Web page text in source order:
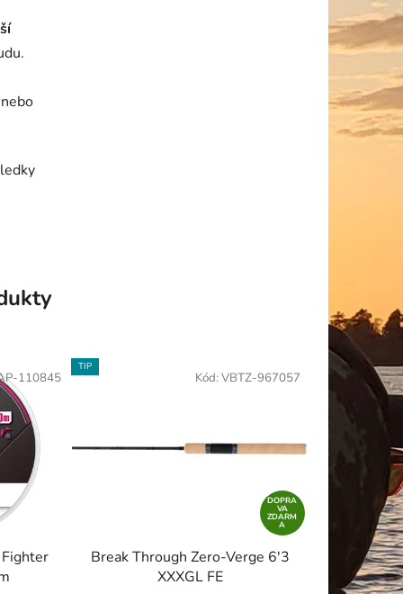
110845
TIP
DOPRA
VA
ZDARM
A
Break Through Zero-Verge 6'3
XXXGL FE
Kód: VBTZ-967057